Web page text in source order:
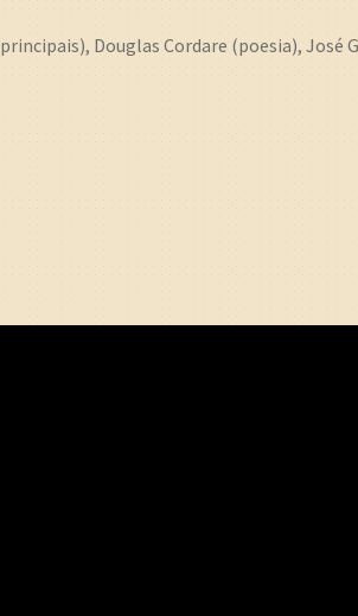
Douglas Cordare (poesia), José